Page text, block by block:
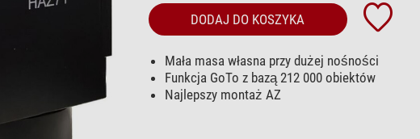
DODAJ DO KOSZYKA
Mała masa własna przy dużej nośności
Funkcja GoTo z bazą 212 000 obiektów
Najlepszy montaż AZ